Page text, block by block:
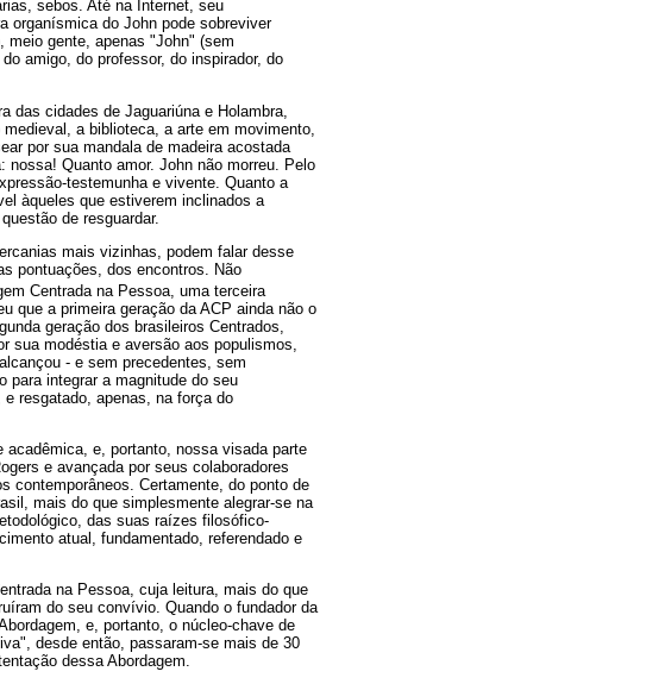
sebos. Até na Internet, seu
organísmica do John pode sobreviver
meio gente, apenas "John" (sem
amigo, do professor, do inspirador, do
das cidades de Jaguariúna e Holambra,
a biblioteca, a arte em movimento,
por sua mandala de madeira acostada
Quanto amor. John não morreu. Pelo
testemunha e vivente. Quanto a
àqueles que estiverem inclinados a
de resguardar.
mais vizinhas, podem falar desse
pontuações, dos encontros. Não
Centrada na Pessoa, uma terceira
que a primeira geração da ACP ainda não o
geração dos brasileiros Centrados,
sua modéstia e aversão aos populismos,
- e sem precedentes, sem
para integrar a magnitude do seu
resgatado, apenas, na força do
e, portanto, nossa visada parte
e avançada por seus colaboradores
contemporâneos. Certamente, do ponto de
mais do que simplesmente alegrar-se na
das suas raízes filosófico-
atual, fundamentado, referendado e
na Pessoa, cuja leitura, mais do que
do seu convívio. Quando o fundador da
e, portanto, o núcleo-chave de
desde então, passaram-se mais de 30
dessa Abordagem.